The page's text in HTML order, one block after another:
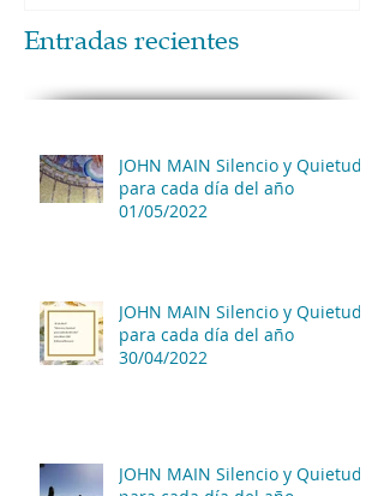
Entradas recientes
JOHN MAIN Silencio y Quietud
para cada día del año
01/05/2022
JOHN MAIN Silencio y Quietud
para cada día del año
30/04/2022
JOHN MAIN Silencio y Quietud